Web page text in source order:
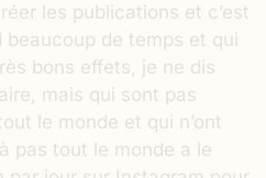
les publications et c’est
de temps et qui
bons effets, je ne dis
mais qui sont pas
le monde et qui n’ont
pas tout le monde a le